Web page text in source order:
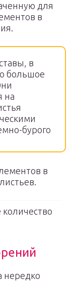
для
в
в
большое
на
бурого
в
нередко